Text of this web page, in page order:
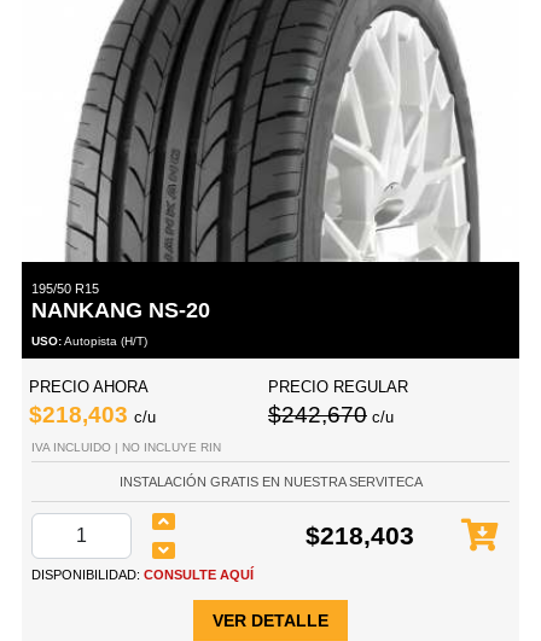
195/50 R15
NANKANG NS-20
USO:Autopista (H/T)
PRECIO AHORA
$218,403 c/u
PRECIO REGULAR
$242,670 c/u
IVA INCLUIDO | NO INCLUYE RIN
INSTALACIÓN GRATIS EN NUESTRA SERVITECA
$218,403
DISPONIBILIDAD: CONSULTE AQUÍ
VER DETALLE